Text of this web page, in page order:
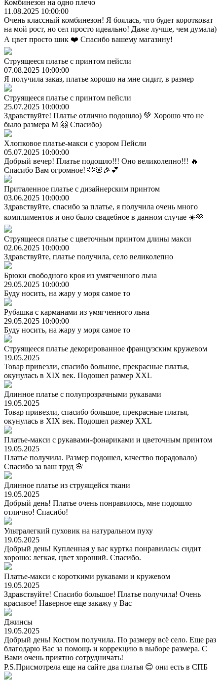
Комбинезон на одно плечо
11.08.2025 10:00:00
Очень классный комбинезон! Я боялась, что будет коротковат
на мой рост, но сел просто идеально! Даже лучше, чем думала)
А цвет просто шик ❤️ Спасибо вашему магазину!
Струящееся платье с принтом пейсли
07.08.2025 10:00:00
Я получила заказ, платье хорошо на мне сидит, в размер
Струящееся платье с принтом пейсли
25.07.2025 10:00:00
Здравствуйте! Платье отлично подошло) 💚 Хорошо что не
было размера М 🤗 Спасибо)
Хлопковое платье-макси с узором Пейсли
05.07.2025 10:00:00
Добрый вечер! Платье подошло!!! Оно великолепно!!! 🔥
Спасибо Вам огромное! 🫶🌸🎉💕
Приталенное платье с дизайнерским принтом
03.06.2025 10:00:00
Здравствуйте, спасибо за платье, я получила очень много
комплиментов и оно было свадебное в данном случае ☀️🫶
Струящееся платье с цветочным принтом длины макси
02.06.2025 10:00:00
Здравствуйте, платье получила, село великолепно
Брюки свободного кроя из умягченного льна
29.05.2025 10:00:00
Буду носить, на жару у моря самое то
Рубашка с карманами из умягченного льна
29.05.2025 10:00:00
Буду носить, на жару у моря самое то
Струящееся платье декорированное французским кружевом
19.05.2025
Товар привезли, спасибо большое, прекрасные платья,
окунулась в XIX век. Подошел размер XXL
Длинное платье с полупрозрачными рукавами
19.05.2025
Товар привезли, спасибо большое, прекрасные платья,
окунулась в XIX век. Подошел размер XXL
Платье-макси с рукавами-фонариками и цветочным принтом
19.05.2025
Платье получила. Размер подошел, качество порадовало)
Спасибо за ваш труд 🌸
Длинное платье из струящейся ткани
19.05.2025
Добрый день! Платье очень понравилось, мне подошло
отлично! Спасибо!
Ультралегкий пуховик на натуральном пуху
19.05.2025
Добрый день! Купленная у вас куртка понравилась: сидит
хорошо: легкая, цвет хороший. Спасибо.
Платье-макси с короткими рукавами и кружевом
19.05.2025
Здравствуйте! Спасибо большое! Платье получила! Очень
красивое! Наверное еще закажу у Вас
Джинсы
19.05.2025
Добрый день! Костюм получила. По размеру всё село. Еще раз
благодарю Вас за помощь и коррекцию в выборе размера. С
Вами очень приятно сотрудничать!
P.S.Присмотрела еще на сайте два платья 😊 они есть в СПБ